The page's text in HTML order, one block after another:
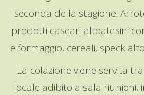
seconda della stagione.
prodotti caseari altoatesini
e formaggio, cereali, speck
La colazione viene servita
locale adibito a sala riunioni,